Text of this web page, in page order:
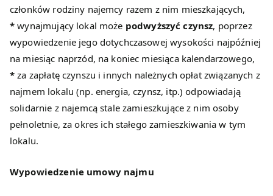
członków rodziny najemcy razem z nim mieszkających,
* wynajmujący lokal może podwyższyć czynsz, poprzez
wypowiedzenie jego dotychczasowej wysokości najpóźniej
na miesiąc naprzód, na koniec miesiąca kalendarzowego,
* za zapłatę czynszu i innych należnych opłat związanych z
najmem lokalu (np. energia, czynsz, itp.) odpowiadają
solidarnie z najemcą stale zamieszkujące z nim osoby
pełnoletnie, za okres ich stałego zamieszkiwania w tym
lokalu.
Wypowiedzenie umowy najmu